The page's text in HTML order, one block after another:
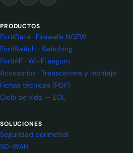
PRODUCTOS
FortiGate · Firewalls NGFW
FortiSwitch · Switching
FortiAP · Wi-Fi seguro
Accesorios · Transceivers y montaje
Fichas técnicas (PDF)
Ciclo de vida — EOL
SOLUCIONES
Seguridad perimetral
SD-WAN